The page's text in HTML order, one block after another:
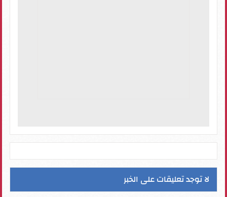
لا توجد تعليقات على الخبر